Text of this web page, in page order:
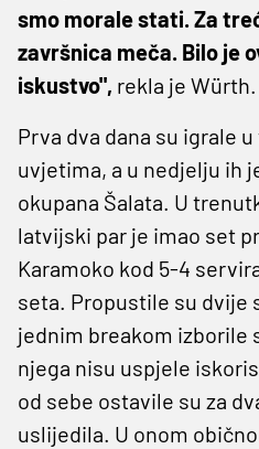
smo morale stati. Za
završnica meča. Bilo je
iskustvo", rekla je Würth.
Prva dva dana su igrale
uvjetima, a u nedjelju ih
okupana Šalata. U
latvijski par je imao set
Karamoko kod 5-4
seta. Propustile su dvije
jednim breakom izborile
njega nisu uspjele
od sebe ostavile su za
uslijedila. U onom